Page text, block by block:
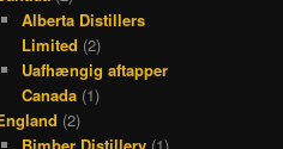
Alberta Distillers
Limited (2)
Uafhængig aftapper
Canada (1)
(2)